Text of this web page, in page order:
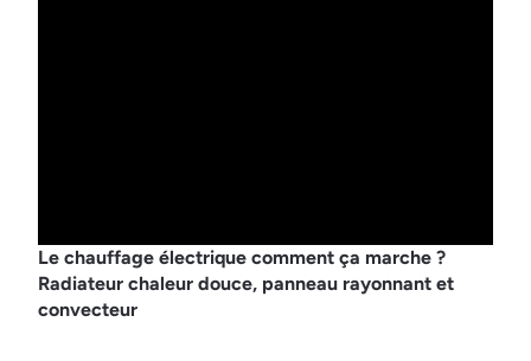
Le chauffage électrique comment ça marche ?
Radiateur chaleur douce, panneau rayonnant et
convecteur